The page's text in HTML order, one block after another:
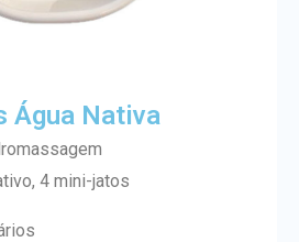
Água Nativa
4 mini-jatos